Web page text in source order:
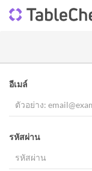
อีเมล์
รหัสผ่าน